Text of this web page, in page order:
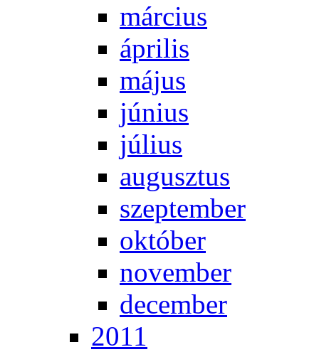
már­ci­us
áp­ri­lis
má­jus
jú­ni­us
jú­li­us
au­gusz­tus
szep­tem­ber
ok­tó­ber
no­vem­ber
de­cem­ber
2011